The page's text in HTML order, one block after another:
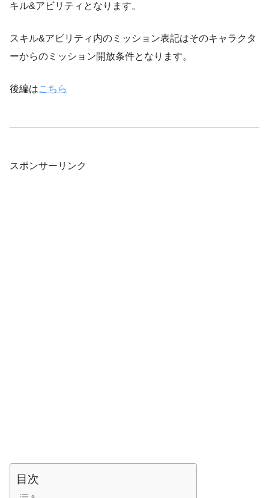
キル&アビリティとなります。
スキル&アビリティ内のミッション表記はそのキャラクタ
ーからのミッション開放条件となります。
後編はこちら
スポンサーリンク
目次